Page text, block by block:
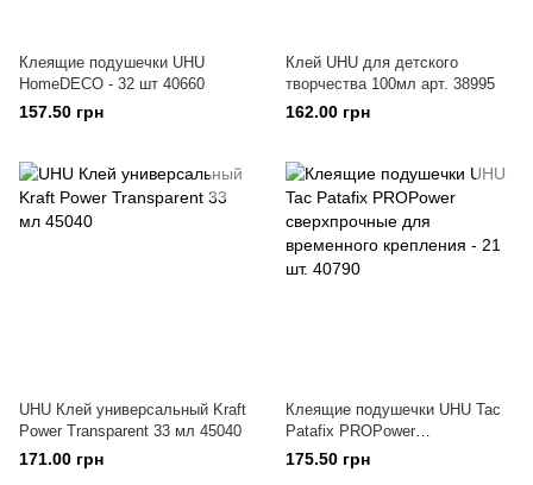
Клеящие подушечки UHU
HomeDECO - 32 шт 40660
157.50 грн
Клей UHU для детского
творчества 100мл арт. 38995
162.00 грн
UHU Клей универсальный Kraft
Power Transparent 33 мл 45040
171.00 грн
Клеящие подушечки UHU Tac
Patafix PROPower
сверхпрочные для временного
крепления - 21 шт. 40790
175.50 грн